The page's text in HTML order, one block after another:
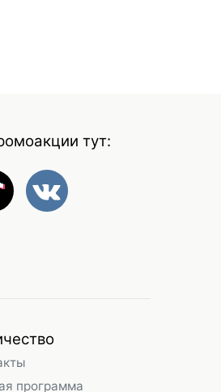
тут:
программа